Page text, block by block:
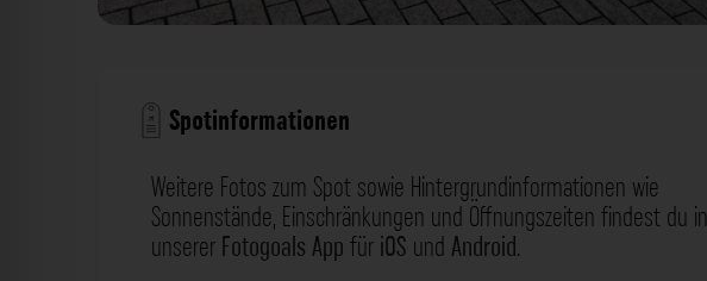
Spotinformationen
Weitere Fotos zum Spot sowie Hintergrundinformationen wie
Sonnenstände, Einschränkungen und Öffnungszeiten findest du in
unsererFotogoals AppfüriOS undAndroid.